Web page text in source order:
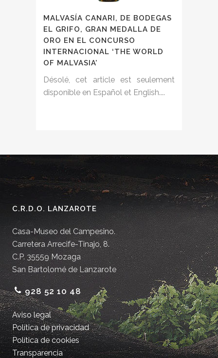
MALVASÍA CANARI, DE BODEGAS
EL GRIFO, GRAN MEDALLA DE
ORO EN EL CONCURSO
INTERNACIONAL ‘THE WORLD
OF MALVASIA’
Désolé, cet article est seulement
disponible en Español et English....
C.R.D.O. LANZAROTE
Casa-Museo del Campesino.
Carretera Arrecife-Tinajo, 8.
C.P. 35559 Mozaga
San Bartolomé de Lanzarote
928 52 10 48
Aviso legal
Política de privacidad
Política de cookies
Transparencia